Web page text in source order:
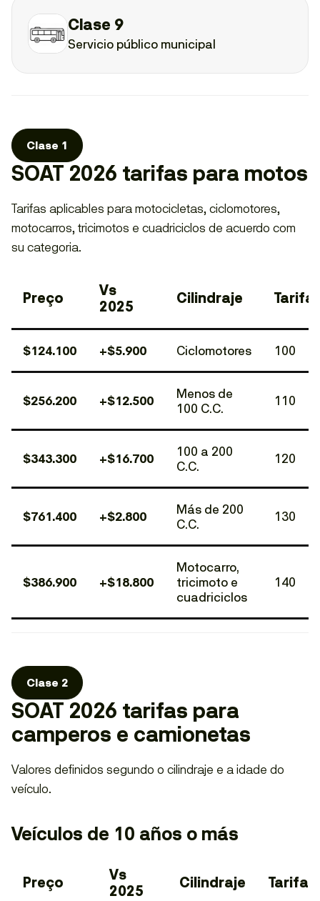
Clase 9
Servicio público municipal
Clase 1
SOAT 2026 tarifas para motos
Tarifas aplicables para motocicletas, ciclomotores,
motocarros, tricimotos e cuadriciclos de acuerdo com
su categoria.
Preço
Vs
2025
Cilindraje Tarifa
$124.100 +$5.900 Ciclomotores 100
$256.200 +$12.500
Menos de
100 C.C.
110
$343.300 +$16.700
100 a 200
C.C.
120
$761.400 +$2.800
Más de 200
C.C.
130
$386.900 +$18.800
Motocarro,
tricimoto e
cuadriciclos
140
Clase 2
SOAT 2026 tarifas para
camperos e camionetas
Valores definidos segundo o cilindraje e a idade do
veículo.
Veículos de 10 años o más
Preço
Vs
2025
Cilindraje Tarifa